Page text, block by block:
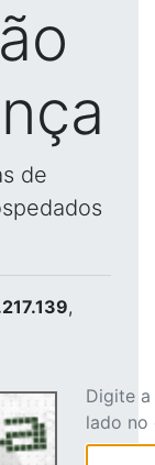
de
,
Digite
lado no